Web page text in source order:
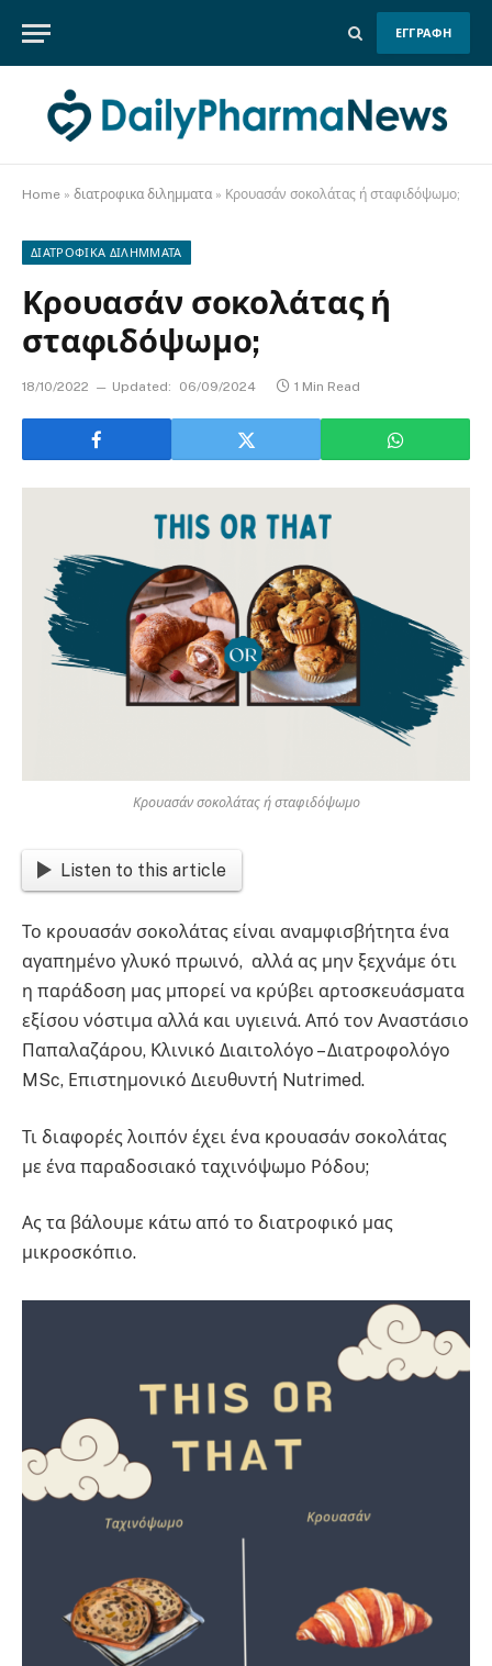
ΕΓΓΡΑΦΗ
Home » διατροφικα διλημματα » Κρουασάν σοκολάτας ή σταφιδόψωμο;
ΔΙΑΤΡΟΦΙΚΑ ΔΙΛΗΜΜΑΤΑ
Κρουασάν σοκολάτας ή
σταφιδόψωμο;
18/10/2022 Updated: 06/09/2024 1 Min Read
Κρουασάν σοκολάτας ή σταφιδόψωμο
Listen to this article
Το κρουασάν σοκολάτας είναι αναμφισβήτητα ένα
αγαπημένο γλυκό πρωινό, αλλά ας μην ξεχνάμε ότι
η παράδοση μας μπορεί να κρύβει αρτοσκευάσματα
εξίσου νόστιμα αλλά και υγιεινά. Από τον Αναστάσιο
Παπαλαζάρου, Κλινικό Διαιτολόγο – Διατροφολόγο
MSc, Επιστημονικό Διευθυντή Nutrimed.
Τι διαφορές λοιπόν έχει ένα κρουασάν σοκολάτας
με ένα παραδοσιακό ταχινόψωμο Ρόδου;
Ας τα βάλουμε κάτω από το διατροφικό μας
μικροσκόπιο.